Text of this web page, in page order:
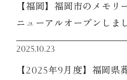
【福岡】福岡市のメモリ
ニューアルオープンしま
2025.10.23
【2025年9月度】福岡県